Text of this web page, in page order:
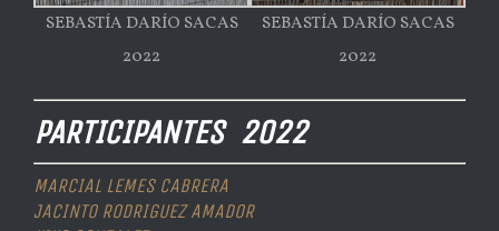
SEBASTÍA DARÍO SACAS
2022
SEBASTÍA DARÍO SACAS
2022
PARTICIPANTES 2022
MARCIAL LEMES CABRERA
JACINTO RODRIGUEZ AMADOR